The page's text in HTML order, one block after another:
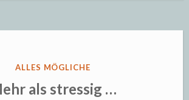
VERÖFFENTLICHT
ALLES MÖGLICHE
als stressig …